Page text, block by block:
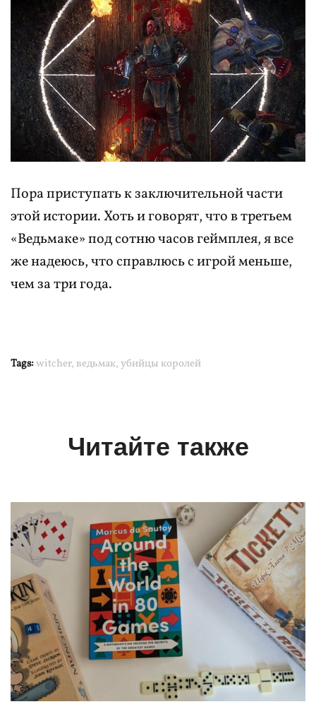
Пора приступать к заключительной части
этой истории. Хоть и говорят, что в третьем
«Ведьмаке» под сотню часов геймплея, я все
же надеюсь, что справлюсь с игрой меньше,
чем за три года.
Tags:witcher, ведьмак,убийцы королей
Читайте также